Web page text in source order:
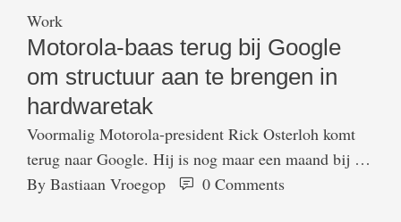
Work
Motorola-baas terug bij Google
om structuur aan te brengen in
hardwaretak
Voormalig Motorola-president Rick Osterloh komt
terug naar Google. Hij is nog maar een maand bij het
bedrijf vertrokken, maar hij is nu alweer in huis
By Bastiaan Vroegop 0 Comments